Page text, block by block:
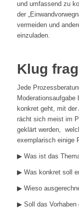
und umfassend zu
der
vermeiden und
einzuladen.
Klug
Jede
konkret geht, mit der
rächt sich meist im
geklärt werden,
exemplarisch einige
▶︎ Was ist das
▶︎ Was konkret soll
▶︎ Wieso
▶︎ Soll das Vorhaben